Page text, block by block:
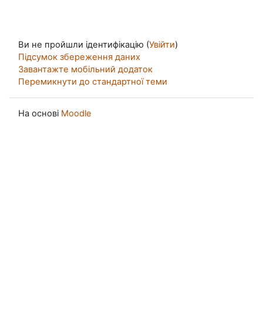
Ви не пройшли ідентифікацію (Увійти)
Підсумок збереження даних
Завантажте мобільний додаток
Перемикнути до стандартної теми
На основі Moodle